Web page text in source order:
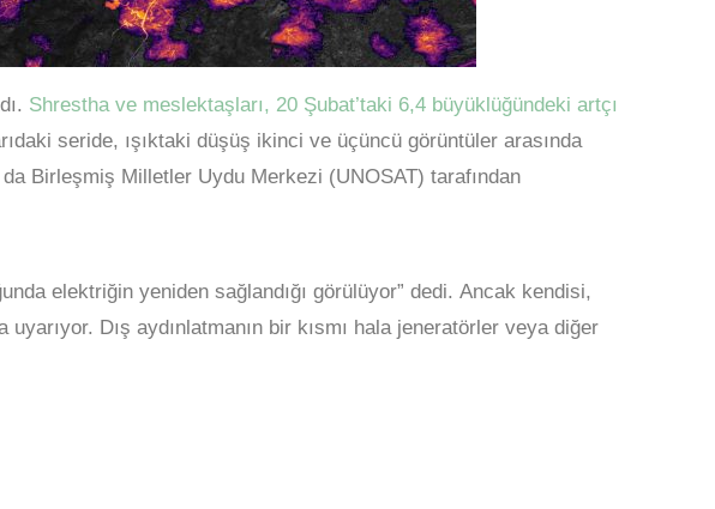
Shrestha ve meslektaşları, 20 Şubat’taki 6,4 büyüklüğündeki artçı
seride, ışıktaki düşüş ikinci ve üçüncü görüntüler arasında
Birleşmiş Milletler Uydu Merkezi (UNOSAT) tarafından
elektriğin yeniden sağlandığı görülüyor” dedi. Ancak kendisi,
Dış aydınlatmanın bir kısmı hala jeneratörler veya diğer